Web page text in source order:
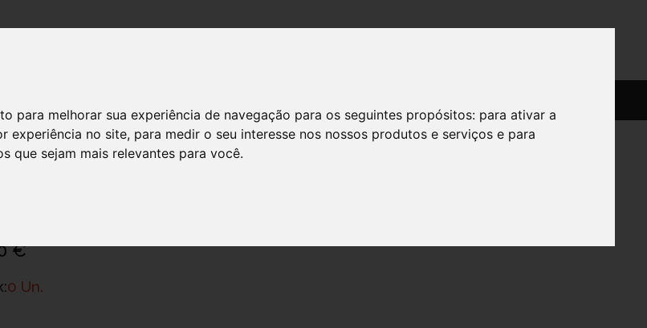
para melhorar sua experiência de navegação para os seguintes propósitos: para ativar a
experiência no site, para medir o seu interesse nos nossos produtos e serviços e para
que sejam mais relevantes para você.
Cao Do Re Mi 18m-4a
€
0 Un.